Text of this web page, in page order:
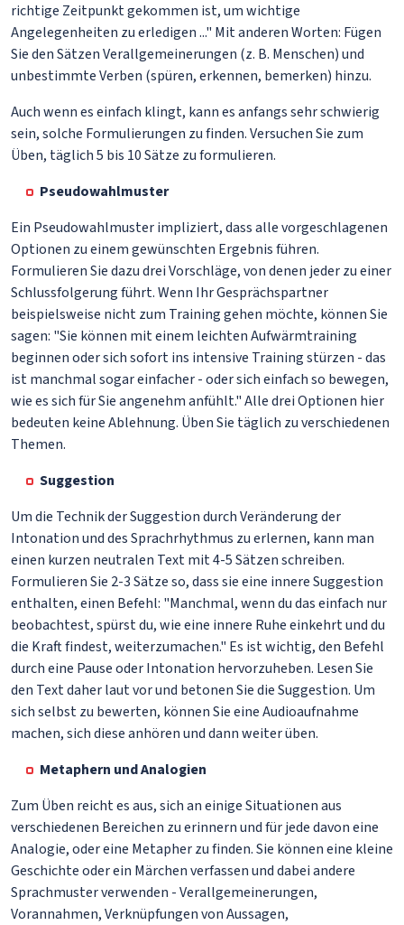
richtige Zeitpunkt gekommen ist, um wichtige
Angelegenheiten zu erledigen ..." Mit anderen Worten: Fügen
Sie den Sätzen Verallgemeinerungen (z. B. Menschen) und
unbestimmte Verben (spüren, erkennen, bemerken) hinzu.
Auch wenn es einfach klingt, kann es anfangs sehr schwierig
sein, solche Formulierungen zu finden. Versuchen Sie zum
Üben, täglich 5 bis 10 Sätze zu formulieren.
Pseudowahlmuster
Ein Pseudowahlmuster impliziert, dass alle vorgeschlagenen
Optionen zu einem gewünschten Ergebnis führen.
Formulieren Sie dazu drei Vorschläge, von denen jeder zu einer
Schlussfolgerung führt. Wenn Ihr Gesprächspartner
beispielsweise nicht zum Training gehen möchte, können Sie
sagen: "Sie können mit einem leichten Aufwärmtraining
beginnen oder sich sofort ins intensive Training stürzen - das
ist manchmal sogar einfacher - oder sich einfach so bewegen,
wie es sich für Sie angenehm anfühlt." Alle drei Optionen hier
bedeuten keine Ablehnung. Üben Sie täglich zu verschiedenen
Themen.
Suggestion
Um die Technik der Suggestion durch Veränderung der
Intonation und des Sprachrhythmus zu erlernen, kann man
einen kurzen neutralen Text mit 4-5 Sätzen schreiben.
Formulieren Sie 2-3 Sätze so, dass sie eine innere Suggestion
enthalten, einen Befehl: "Manchmal, wenn du das einfach nur
beobachtest, spürst du, wie eine innere Ruhe einkehrt und du
die Kraft findest, weiterzumachen." Es ist wichtig, den Befehl
durch eine Pause oder Intonation hervorzuheben. Lesen Sie
den Text daher laut vor und betonen Sie die Suggestion. Um
sich selbst zu bewerten, können Sie eine Audioaufnahme
machen, sich diese anhören und dann weiter üben.
Metaphern und Analogien
Zum Üben reicht es aus, sich an einige Situationen aus
verschiedenen Bereichen zu erinnern und für jede davon eine
Analogie, oder eine Metapher zu finden. Sie können eine kleine
Geschichte oder ein Märchen verfassen und dabei andere
Sprachmuster verwenden - Verallgemeinerungen,
Vorannahmen, Verknüpfungen von Aussagen,